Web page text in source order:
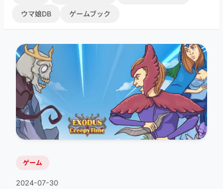
ウマ娘DB ゲームブック
ゲーム
2024-07-30